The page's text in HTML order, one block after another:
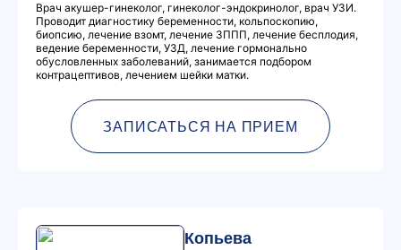
Врач акушер-гинеколог, гинеколог-эндокринолог, врач УЗИ.
Проводит диагностику беременности, кольпоскопию,
биопсию, лечение взомт, лечение ЗППП, лечение бесплодия,
ведение беременности, УЗД, лечение гормонально
обусловленных заболеваний, занимается подбором
контрацептивов, лечением шейки матки.
ЗАПИСАТЬСЯ НА ПРИЕМ
Копьева